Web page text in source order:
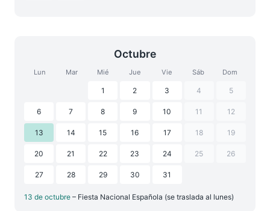
Octubre
Lun Mar Mié Jue Vie Sáb Dom
1 2 3 4 5
6 7 8 9 10 11 12
13 14 15 16 17 18 19
20 21 22 23 24 25 26
27 28 29 30 31
13 de octubre – Fiesta Nacional Española (se traslada al lunes)